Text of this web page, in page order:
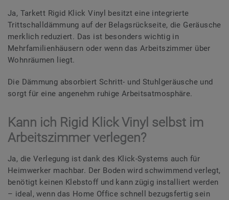
Ja, Tarkett Rigid Klick Vinyl besitzt eine integrierte
Trittschalldämmung auf der Belagsrückseite, die Geräusche
merklich reduziert. Das ist besonders wichtig in
Mehrfamilienhäusern oder wenn das Arbeitszimmer über
Wohnräumen liegt.
Die Dämmung absorbiert Schritt- und Stuhlgeräusche und
sorgt für eine angenehm ruhige Arbeitsatmosphäre.
Kann ich Rigid Klick Vinyl selbst im
Arbeitszimmer verlegen?
Ja, die Verlegung ist dank des Klick-Systems auch für
Heimwerker machbar. Der Boden wird schwimmend verlegt,
benötigt keinen Klebstoff und kann zügig installiert werden
– ideal, wenn das Home Office schnell bezugsfertig sein